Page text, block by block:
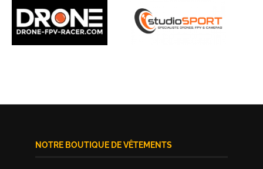
NOTRE BOUTIQUE DE VÊTEMENTS